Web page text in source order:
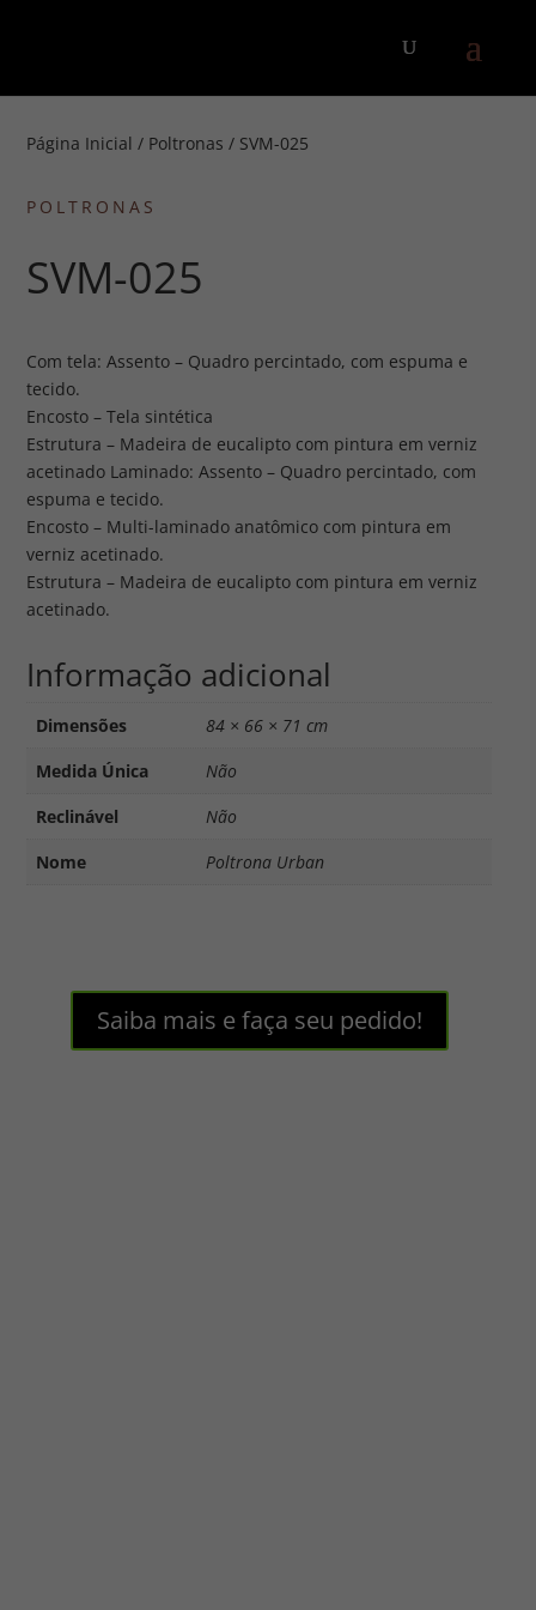
Página Inicial / Poltronas / SVM-025
POLTRONAS
SVM-025
Com tela: Assento – Quadro percintado, com espuma e
tecido.
Encosto – Tela sintética
Estrutura – Madeira de eucalipto com pintura em verniz
acetinado Laminado: Assento – Quadro percintado, com
espuma e tecido.
Encosto – Multi-laminado anatômico com pintura em
verniz acetinado.
Estrutura – Madeira de eucalipto com pintura em verniz
acetinado.
Informação adicional
Dimensões
84 × 66 × 71 cm
Medida Única
Não
Reclinável
Não
Nome
Poltrona Urban
Saiba mais e faça seu pedido!